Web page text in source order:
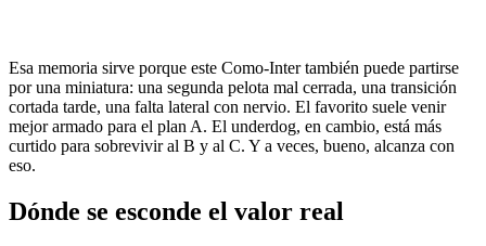
Esa memoria sirve porque este Como-Inter también puede partirse
por una miniatura: una segunda pelota mal cerrada, una transición
cortada tarde, una falta lateral con nervio. El favorito suele venir
mejor armado para el plan A. El underdog, en cambio, está más
curtido para sobrevivir al B y al C. Y a veces, bueno, alcanza con
eso.
Dónde se esconde el valor real